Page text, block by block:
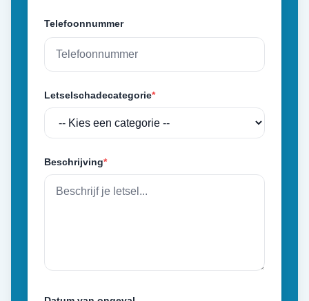
Telefoonnummer
Letselschadecategorie*
Beschrijving*